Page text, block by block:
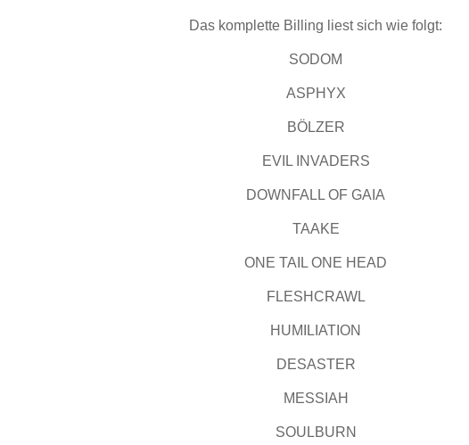
Das komplette Billing liest sich wie folgt:
SODOM
ASPHYX
BÖLZER
EVIL INVADERS
DOWNFALL OF GAIA
TAAKE
ONE TAIL ONE HEAD
FLESHCRAWL
HUMILIATION
DESASTER
MESSIAH
SOULBURN